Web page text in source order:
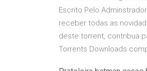
Escrito Pelo
receber todas as
deste torrent, contribua
Torrents Downloads